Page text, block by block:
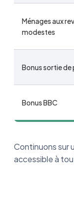
Ménages aux
modestes
Bonus sortie de
Bonus BBC
Continuons sur
accessible à